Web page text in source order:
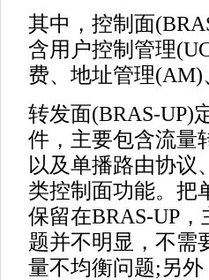
其中，控制面
含用户控制管理
费、地址管理
转发面(BRAS-UP)
件，主要包含流量
以及单播路由协议
类控制面功能。把
保留在BRAS-UP
题并不明显，不需
量不均衡问题;另